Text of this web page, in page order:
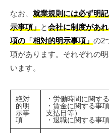
なお、 就業規則には必ず明
示事項」と会社に制度があ
項の「相対的明示事項」の2
項があります。それぞれの
います。
絶対
的明
示事
項
・労働時間に関す
・賃金に関する事
支払日等）
・退職に関する事